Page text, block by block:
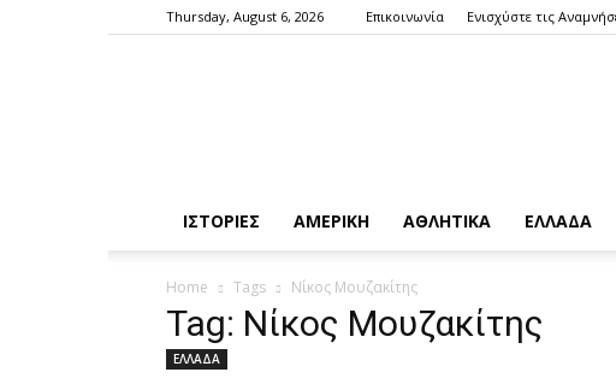
Thursday, August 6, 2026 Επικοινωνία Ενισχύστε τις
ΙΣΤΟΡΙΕΣ ΑΜΕΡΙΚΗ ΑΘΛΗΤΙΚΑ ΕΛΛΑΔΑ
Home Tags Νίκος Μουζακίτης
Tag: Νίκος Μουζακίτης
ΕΛΛΑΔΑ